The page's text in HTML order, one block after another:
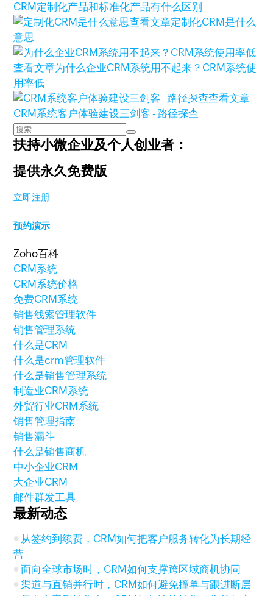
CRM定制化产品和标准化产品有什么区别
查看文章定制化CRM是什么
意思
查看文章为什么企业CRM系统用不起来？CRM系统使
用率低
查看文章
CRM系统客户体验建设三剑客 - 路径探查
扶持小微企业及个人创业者：
提供永久免费版
立即注册
预约演示
Zoho百科
CRM系统
CRM系统价格
免费CRM系统
销售线索管理软件
销售管理系统
什么是CRM
什么是crm管理软件
什么是销售管理系统
制造业CRM系统
外贸行业CRM系统
销售管理指南
销售漏斗
什么是销售商机
中小企业CRM
大企业CRM
邮件群发工具
最新动态
从签约到续费，CRM如何把客户服务转化为长期经
营
面向全球市场时，CRM如何支撑跨区域商机协同
渠道与直销并行时，CRM如何避免撞单与跟进断层